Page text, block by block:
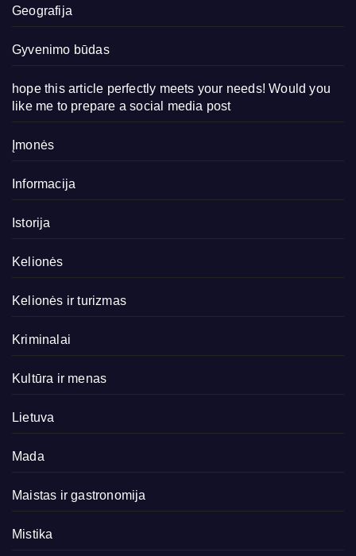
Geografija
Gyvenimo būdas
hope this article perfectly meets your needs! Would you
like me to prepare a social media post
Įmonės
Informacija
Istorija
Kelionės
Kelionės ir turizmas
Kriminalai
Kultūra ir menas
Lietuva
Mada
Maistas ir gastronomija
Mistika